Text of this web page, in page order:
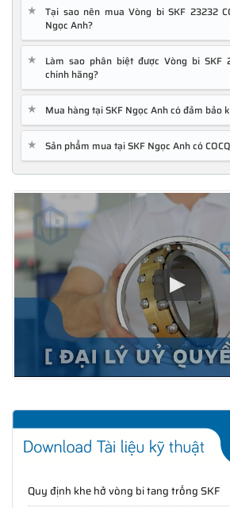
★
Tại sao nên mua Vòng bi SKF 23232
Ngọc Anh?
★
Làm sao phân biệt được Vòng bi SKF
chính hãng?
★ Mua hàng tại SKF Ngọc Anh có đảm bảo
★ Sản phẩm mua tại SKF Ngọc Anh có
Quy định khe hở vòng bi tang trống SKF